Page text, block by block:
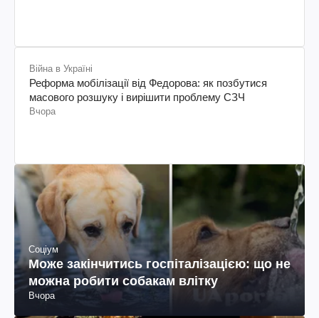
Війна в Україні
Реформа мобілізації від Федорова: як позбутися
масового розшуку і вирішити проблему СЗЧ
Вчора
Соціум
Може закінчитись госпіталізацією: що не
можна робити собакам влітку
Вчора